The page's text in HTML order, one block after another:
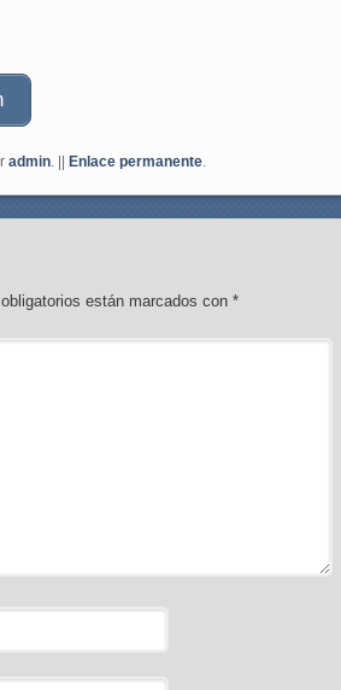
admin. || Enlace permanente.
están marcados con*